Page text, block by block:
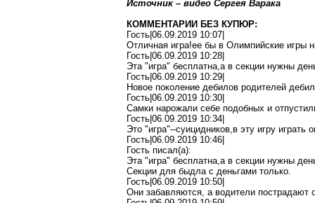
Источник – видео Сергея Варака
КОММЕНТАРИИ БЕЗ КУПЮР:
Гость|06.09.2019 10:07|
Отличная игра!ее бы в Олимпийские игры
Гость|06.09.2019 10:28|
Эта "игра" бесплатна,ав секции нужны
Гость|06.09.2019 10:29|
Новое поколение дебилов родителей
Гость|06.09.2019 10:30|
Самки нарожали себе подобных и
Гость|06.09.2019 10:34|
Это "игра"--суицидников,в эту игру играть
Гость|06.09.2019 10:46|
Гость писал(a):
Эта "игра" бесплатна,ав секции нужны
Секции для быдлас деньгами только.
Гость|06.09.2019 10:50|
Они забавляются, а водители пострадают